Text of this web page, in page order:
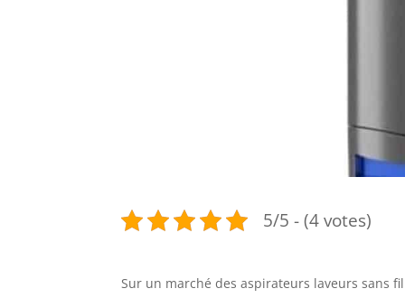
5/5 - (4 votes)
Sur un marché des aspirateurs laveurs sans